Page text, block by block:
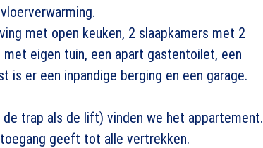
met open keuken, 2 slaapkamers met 2
eigen tuin, een apart gastentoilet, een
is er een inpandige berging en een garage.
trap als de lift) vinden we het appartement.
geeft tot alle vertrekken.